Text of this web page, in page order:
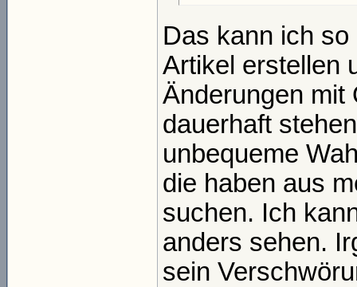
Das kann ich
Artikel erstellen
Änderungen mit
dauerhaft
unbequeme
die haben aus
suchen. Ich
anders sehen.
sein